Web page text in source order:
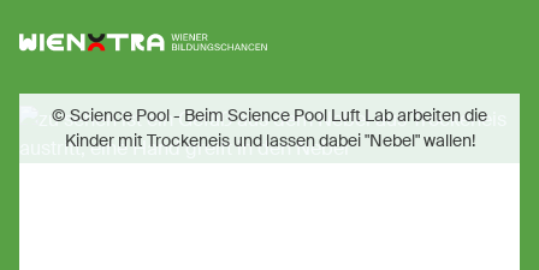
Logo Wiener Bildungschancen
© Science Pool - Beim Science Pool Luft Lab arbeiten die
Kinder mit Trockeneis und lassen dabei "Nebel" wallen!